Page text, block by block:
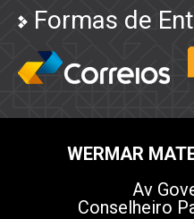
Formas de
WERMAR
Av
Conselheiro